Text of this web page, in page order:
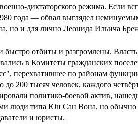
диктаторского режима. Если
года — обвал выглядел
но и для лично Леонида Ильича
отбиты и разгромлены.
в Комитеты гражданских
перехватившее по районам
200 тысяч человек, каждого
политико-боевой актив,
люди типа Юн Сан Вона, но обычно
и юристы.